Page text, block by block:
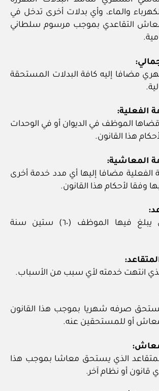
والماء، وأي بدلات أخرى تدخل في
التقاعدي بموجب مرسوم سلطاني
مضافا إليه كافة البدلات المستحقة
الفعلية:
قضاها الموظف في الديوان أو في الوحدات
هذا القانون.
المعاشية:
الفعلية مضافا إليها أي مدد خدمة أخرى
وفقا لأحكام هذا القانون.
السن التي يبلغ فيها الموظف (٦٠) ستين سنة
انتهت خدمته لأي سبب من الأسباب.
صرفه شهريا بموجب هذا القانون
أو للمستحقين عنه.
الذي يستحق معاشا بموجب هذا
قانون أو نظام آخر.